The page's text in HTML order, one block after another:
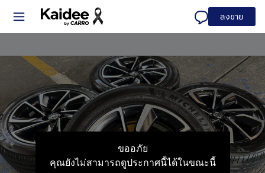
ลงขาย
ขออภัย
คุณยังไม่สามารถดูประกาศนี้ได้ในขณะนี้